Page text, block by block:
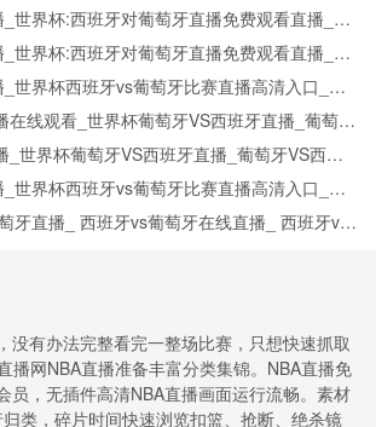
口世界杯:西班牙对葡萄牙直播免费观看直播_世
播在线观看高清无插件
世界杯:西班牙对葡萄牙直播免费观看直播_世
播在线观看高清无插件
世界杯西班牙vs葡萄牙比赛直播高清入口_西
直播
在线观看_世界杯葡萄牙VS西班牙直播_葡萄牙
达入口
_世界杯葡萄牙VS西班牙直播_葡萄牙VS西班
世界杯西班牙vs葡萄牙比赛直播高清入口_西
直播
牙直播_ 西班牙vs葡萄牙在线直播_ 西班牙vs
没有办法完整看完一整场比赛，只想快速抓取
播网NBA直播准备丰富分类集锦。NBA直播免
员，无插件高清NBA直播画面运行流畅。素材
类，碎片时间快速浏览扣篮、抢断、绝杀镜